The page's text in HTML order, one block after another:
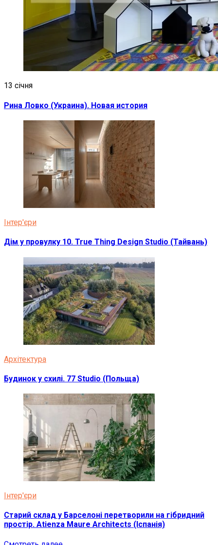
13 січня
Рина Ловко (Украина). Новая история
Інтер'єри
Дім у провулку 10. True Thing Design Studio (Тайвань)
Архітектура
Будинок у схилі. 77 Studio (Польща)
Інтер'єри
Старий склад у Барселоні перетворили на гібридний
простір. Atienza Maure Architects (Іспанія)